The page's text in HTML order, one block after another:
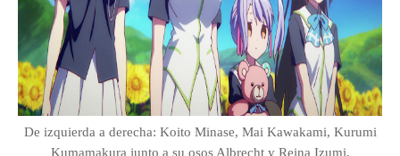
De izquierda a derecha: Koito Minase, Mai Kawakami, Kurumi
Kumamakura junto a su osos Albrecht y Reina Izumi.